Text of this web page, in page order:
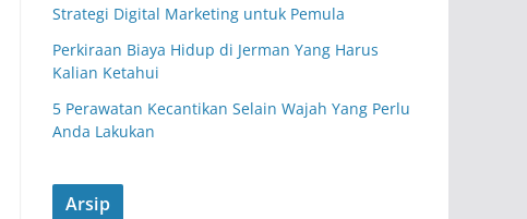
Strategi Digital Marketing untuk Pemula
Perkiraan Biaya Hidup di Jerman Yang Harus
Kalian Ketahui
5 Perawatan Kecantikan Selain Wajah Yang Perlu
Anda Lakukan
Arsip